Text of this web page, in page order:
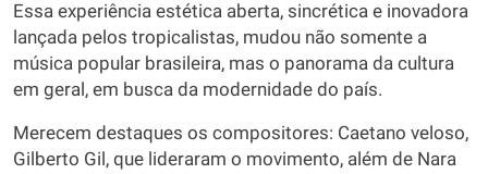
Essa experiência estética aberta, sincrética e inovadora
lançada pelos tropicalistas, mudou não somente a
música popular brasileira, mas o panorama da cultura
em geral, em busca da modernidade do país.
Merecem destaques os compositores: Caetano veloso,
Gilberto Gil, que lideraram o movimento, além de Nara